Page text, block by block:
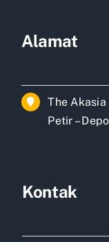
Alamat
The Akasia
Petir –
Kontak